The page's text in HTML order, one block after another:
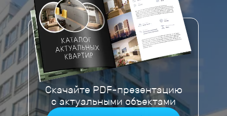
Скачайте PDF-презентацию
с актуальными объектами